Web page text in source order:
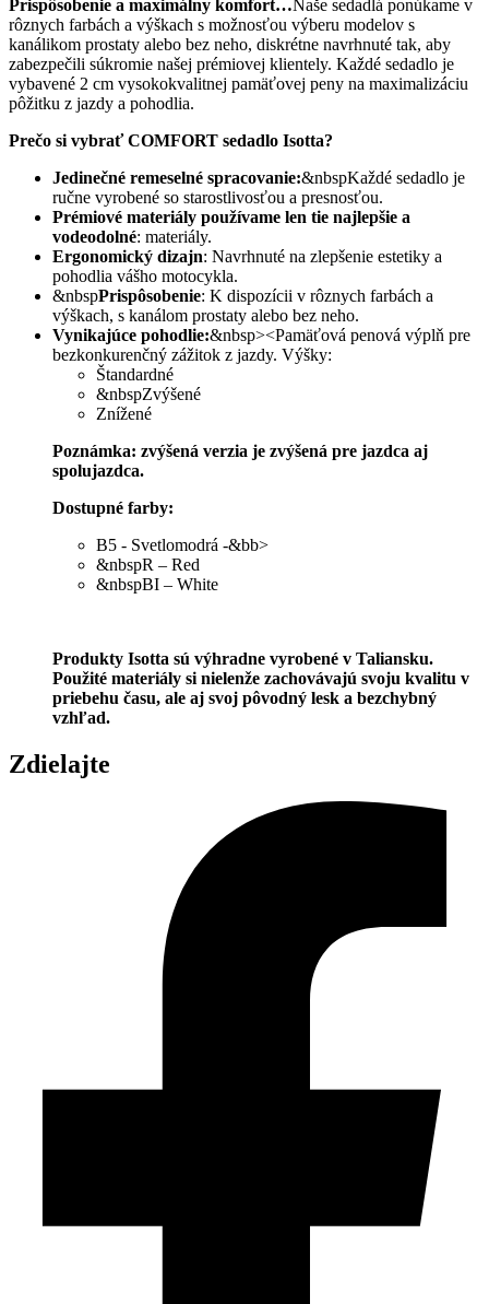
Prispôsobenie a maximálny komfort…Naše sedadlá ponúkame v
rôznych farbách a výškach s možnosťou výberu modelov s
kanálikom prostaty alebo bez neho, diskrétne navrhnuté tak, aby
zabezpečili súkromie našej prémiovej klientely. Každé sedadlo je
vybavené 2 cm vysokokvalitnej pamäťovej peny na maximalizáciu
pôžitku z jazdy a pohodlia.
Prečo si vybrať COMFORT sedadlo Isotta?
Jedinečné remeselné spracovanie:&nbspKaždé sedadlo je
ručne vyrobené so starostlivosťou a presnosťou.
Prémiové materiály používame len tie najlepšie a
vodeodolné: materiály.
Ergonomický dizajn: Navrhnuté na zlepšenie estetiky a
pohodlia vášho motocykla.
&nbspPrispôsobenie: K dispozícii v rôznych farbách a
výškach, s kanálom prostaty alebo bez neho.
Vynikajúce pohodlie:&nbsp><Pamäťová penová výplň pre
bezkonkurenčný zážitok z jazdy. Výšky:
Štandardné
&nbspZvýšené
Znížené
Poznámka: zvýšená verzia je zvýšená pre jazdca aj
spolujazdca.
Dostupné farby:
B5 - Svetlomodrá -&bb>
&nbspR – Red
&nbspBI – White
Produkty Isotta sú výhradne vyrobené v Taliansku.
Použité materiály si nielenže zachovávajú svoju kvalitu v
priebehu času, ale aj svoj pôvodný lesk a bezchybný
vzhľad.
Zdielajte